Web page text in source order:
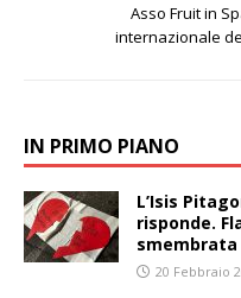
Asso Fruit in
internazionale
IN PRIMO PIANO
L’Isis
risponde.
smembrata
20 Febbraio